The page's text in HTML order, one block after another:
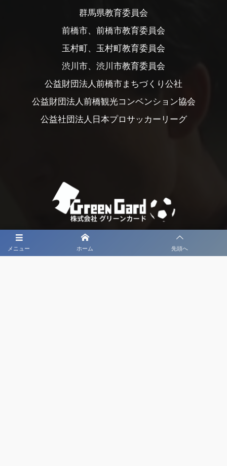
メニュー ホーム 先頭へ
群馬県教育委員会
前橋市、前橋市教育委員会
玉村町、玉村町教育委員会
渋川市、渋川市教育委員会
公益財団法人前橋市まちづくり公社
公益財団法人前橋観光コンベンション協会
公益社団法人日本プロサッカーリーグ
大会メディア協力社として